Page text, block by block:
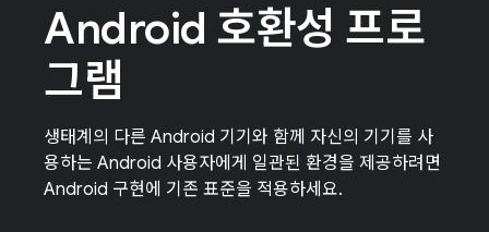
Android 호환성 프로
그램
생태계의 다른 Android 기기와 함께 자신의 기기를 사
용하는 Android 사용자에게 일관된 환경을 제공하려면
Android 구현에 기존 표준을 적용하세요.